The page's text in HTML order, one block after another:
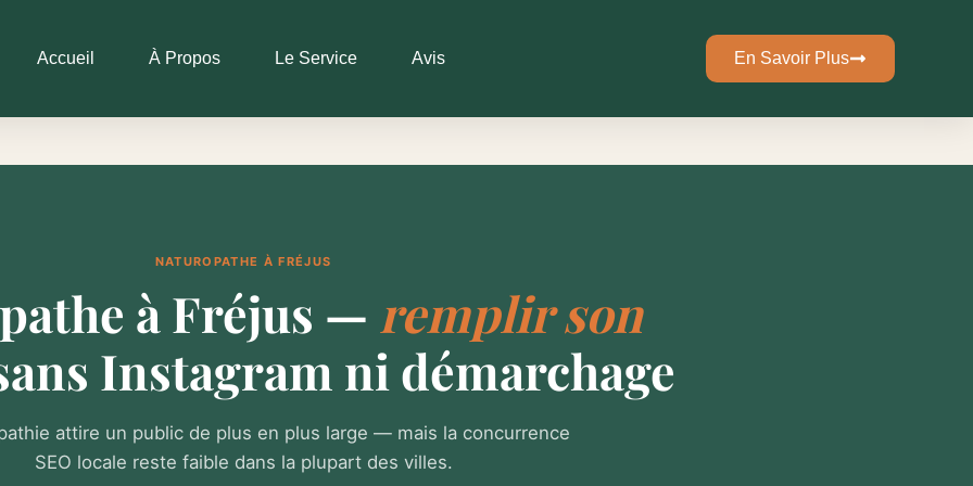
Accueil À Propos Le Service Avis En Savoir Plus
NATUROPATHE À FRÉJUS
à Fréjus — remplir son
Instagram ni démarchage
attire un public de plus en plus large — mais la concurrence
SEO locale reste faible dans la plupart des villes.